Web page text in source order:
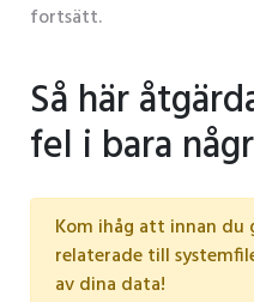
fortsätt.
Så här
fel i bara
Kom ihåg att innan du
relaterade till
av dina data!